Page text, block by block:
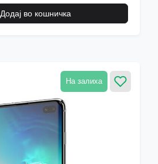
Додај во кошничка
На залиха